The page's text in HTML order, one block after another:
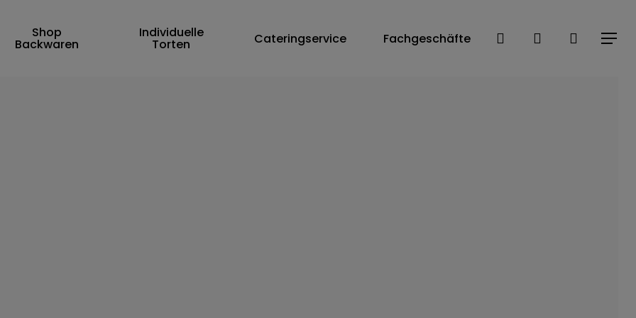
Shop
Backwaren
Individuelle
Torten Cateringservice Fachgeschäfte search account Menu
Cart Close
Cart